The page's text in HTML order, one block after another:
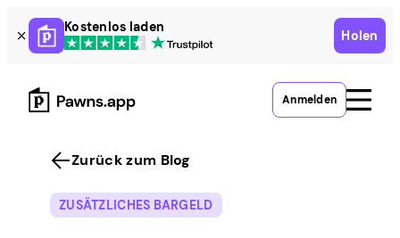
Skip
to
content
Kostenlos laden
Holen
Anmelden
Zurück zum Blog
ZUSÄTZLICHES BARGELD